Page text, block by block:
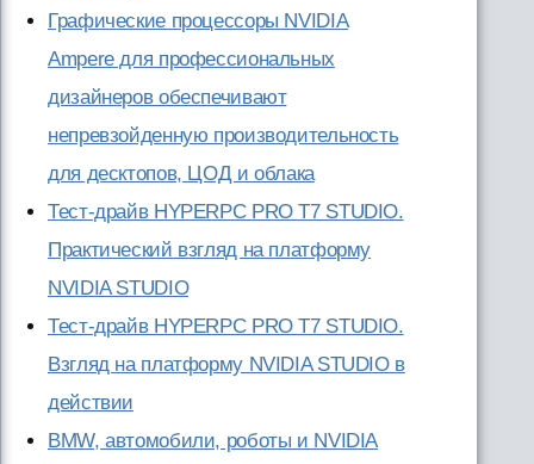
Графические процессоры NVIDIA
Ampere для профессиональных
дизайнеров обеспечивают
непревзойденную производительность
для десктопов, ЦОД и облака
Тест-драйв HYPERPC PRO T7 STUDIO.
Практический взгляд на платформу
NVIDIA STUDIO
Тест-драйв HYPERPC PRO T7 STUDIO.
Взгляд на платформу NVIDIA STUDIO в
действии
BMW, автомобили, роботы и NVIDIA